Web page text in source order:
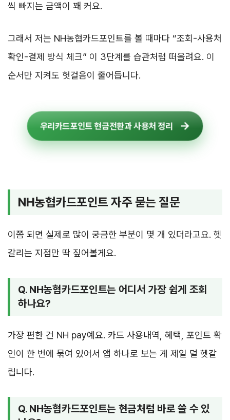
씩 빠지는 금액이 꽤 커요.
그래서 저는 NH농협카드포인트를 볼 때마다 “조회-사용처
확인-결제 방식 체크” 이 3단계를 습관처럼 떠올려요. 이
순서만 지켜도 헛걸음이 줄어듭니다.
우리카드포인트 현금전환과 사용처 정리
NH농협카드포인트 자주 묻는 질문
이쯤 되면 실제로 많이 궁금한 부분이 몇 개 있더라고요. 헷
갈리는 지점만 딱 짚어볼게요.
Q. NH농협카드포인트는 어디서 가장 쉽게 조회
하나요?
가장 편한 건 NH pay예요. 카드 사용내역, 혜택, 포인트 확
인이 한 번에 묶여 있어서 앱 하나로 보는 게 제일 덜 헷갈
립니다.
Q. NH농협카드포인트는 현금처럼 바로 쓸 수 있